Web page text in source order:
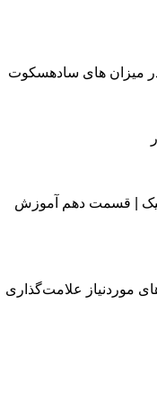
میزان های سادهسکوت
| قسمت دهم آموزش
موردنیاز علامت‌گذاری